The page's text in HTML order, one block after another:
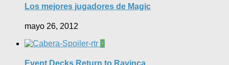
Los mejores jugadores de Magic
mayo 26, 2012
0